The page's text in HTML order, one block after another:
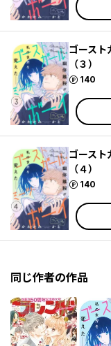
ゴース
（３）
140
ポイント
ゴース
（４）
140
ポイント
同じ作者の作品